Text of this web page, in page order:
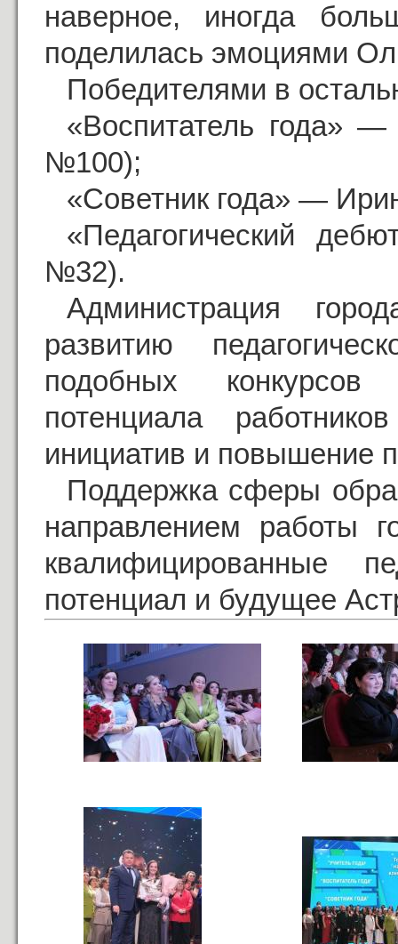
наверное, иногда
поделилась эмоциями
Победителями в
«Воспитатель года»
№100);
«Советник года» —
«Педагогический
№32).
Администрация
развитию
подобных
потенциала
инициатив и повышение
Поддержка сферы
направлением работы
квалифицированные
потенциал и будущее